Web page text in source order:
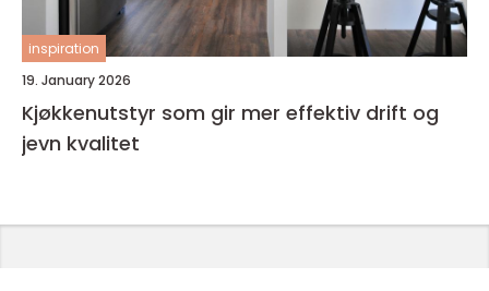
inspiration
19. January 2026
Kjøkkenutstyr som gir mer effektiv drift og
jevn kvalitet